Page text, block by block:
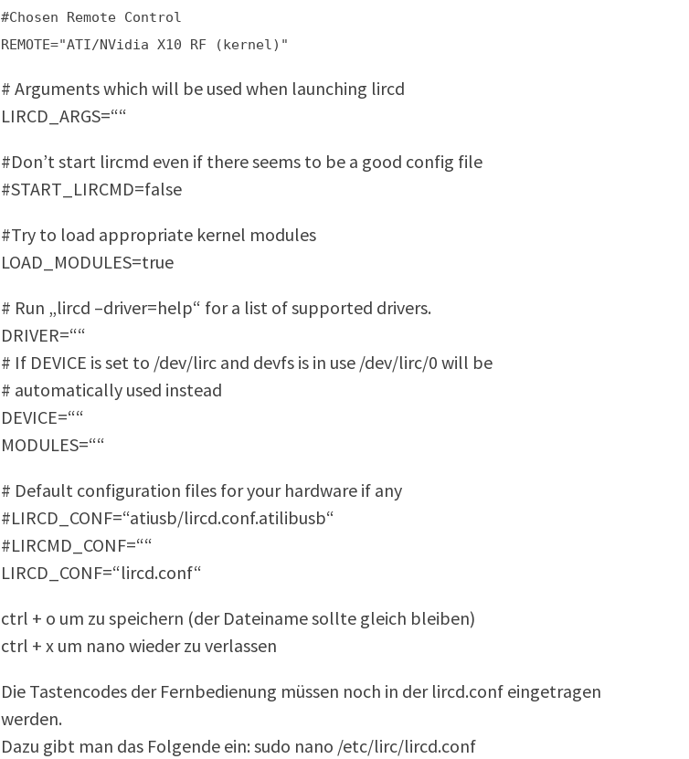
#Chosen Remote Control
REMOTE="ATI/NVidia X10 RF (kernel)"
# Arguments which will be used when launching lircd
LIRCD_ARGS=““
#Don’t start lircmd even if there seems to be a good config file
#START_LIRCMD=false
#Try to load appropriate kernel modules
LOAD_MODULES=true
# Run „lircd –driver=help“ for a list of supported drivers.
DRIVER=““
# If DEVICE is set to /dev/lirc and devfs is in use /dev/lirc/0 will be
# automatically used instead
DEVICE=““
MODULES=““
# Default configuration files for your hardware if any
#LIRCD_CONF=“atiusb/lircd.conf.atilibusb“
#LIRCMD_CONF=““
LIRCD_CONF=“lircd.conf“
ctrl + o um zu speichern (der Dateiname sollte gleich bleiben)
ctrl + x um nano wieder zu verlassen
Die Tastencodes der Fernbedienung müssen noch in der lircd.conf eingetragen
werden.
Dazu gibt man das Folgende ein: sudo nano /etc/lirc/lircd.conf